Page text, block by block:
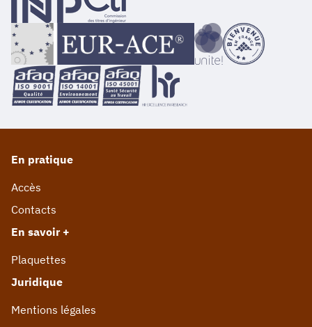
En pratique
Accès
Contacts
En savoir +
Plaquettes
Juridique
Mentions légales